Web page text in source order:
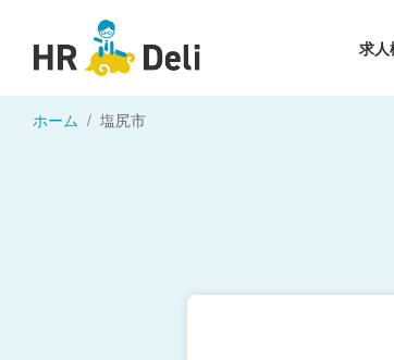
求人
ホーム 塩尻市